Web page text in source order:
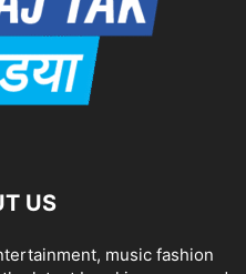
US
music fashion